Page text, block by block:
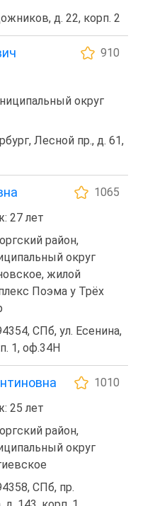
д. 22, корп. 2
910
округ
Лесной пр., д. 61,
1065
27 лет
район,
округ
жилой
Поэма у Трёх
СПб, ул. Есенина,
1, оф.34Н
1010
25 лет
район,
округ
СПб, пр.